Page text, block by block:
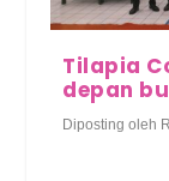
Tilapia
depan
Diposting oleh